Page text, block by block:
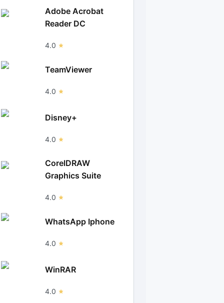
Adobe Acrobat
Reader DC
4.0
TeamViewer
4.0
Disney+
4.0
CorelDRAW
Graphics Suite
4.0
WhatsApp Iphone
4.0
WinRAR
4.0